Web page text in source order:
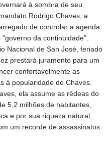
GTQ 8.808015
GYD 241.504196
HKD 9.039024
HNL 30.940078
HRK 7.533599
HTG 150.927975
HUF 365.333043
IDR
20624.533343
ILS 3.472762
IMP 0.856369
INR 109.715086
à sombra de seu
Rodrigo Chaves, a
de controlar a agenda
da continuidade".
Nacional de San José, feriado
prestará juramento para um
confortavelmente as
à popularidade de Chaves.
ela assume as rédeas do
5,2 milhões de habitantes,
e por sua riqueza natural,
um recorde de assassinatos